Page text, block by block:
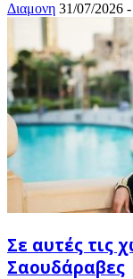
Διαμονη 31/07/2026
Σε αυτές τις
Σαουδάραβες